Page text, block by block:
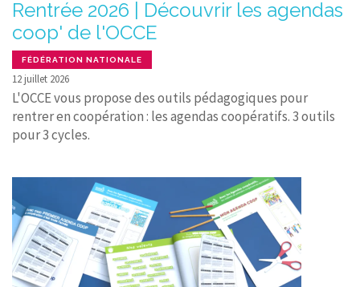
Rentrée 2026 | Découvrir les agendas
coop' de l'OCCE
FÉDÉRATION NATIONALE
12 juillet 2026
L'OCCE vous propose des outils pédagogiques pour
rentrer en coopération : les agendas coopératifs. 3 outils
pour 3 cycles.